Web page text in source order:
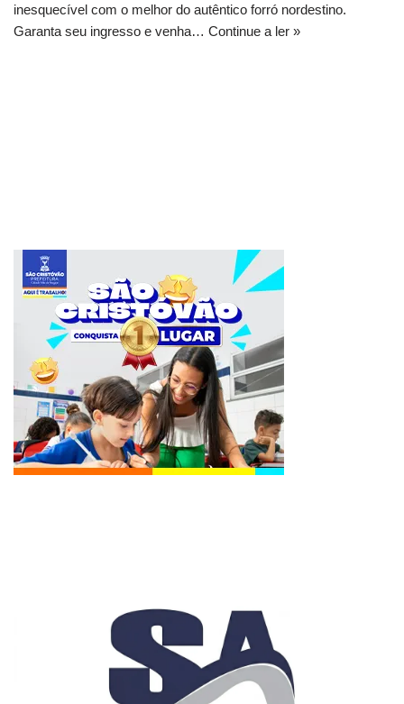
inesquecível com o melhor do autêntico forró nordestino.
Garanta seu ingresso e venha… Continue a ler »